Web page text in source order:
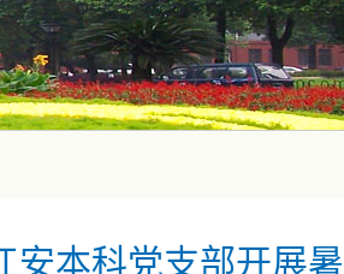
本科党支部开展暑